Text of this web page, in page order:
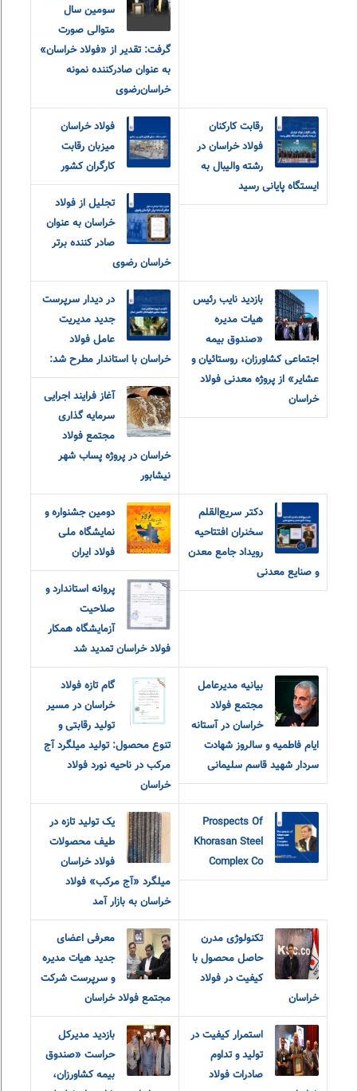
سومین سال
متوالی صورت
گرفت: تقدیر از «فولاد خراسان»
به عنوان صادرکننده نمونه
خراسان‌رضوی
رقابت کارکنان
فولاد خراسان در
رشته والیبال به
ایستگاه پایانی رسید
فولاد خراسان
میزبان رقابت
کارگران کشور
تجلیل از فولاد
خراسان به عنوان
صادر کننده برتر
خراسان رضوی
بازدید نایب رئیس
هیات مدیره
«صندوق بیمه
اجتماعی کشاورزان، روستائیان و
عشایر» از پروژه معدنی فولاد
خراسان
در دیدار سرپرست
جدید مدیریت
عامل فولاد
خراسان با استاندار مطرح شد:
آغاز فرایند اجرایی
سرمایه گذاری
مجتمع فولاد
خراسان در پروژه پساب شهر
نیشابور
دکتر سریع‌القلم
سخنران افتتاحیه
رویداد جامع معدن
و صنایع معدنی
دومین جشنواره و
نمایشگاه ملی
فولاد ایران
پروانه استاندارد و
صلاحیت
آزمایشگاه همکار
فولاد خراسان تمدید شد
بیانیه مدیرعامل
مجتمع فولاد
خراسان در آستانه
ایام فاطمیه و سالروز شهادت
سردار شهید قاسم سلیمانی
گام تازه فولاد
خراسان در مسیر
تولید رقابتی و
تنوع محصول: تولید میلگرد آج
مرکب در ناحیه نورد فولاد
خراسان
Prospects Of
Khorasan Steel
Complex Co
یک تولید تازه در
طیف محصولات
فولاد خراسان
میلگرد «آج مرکب» فولاد
خراسان به بازار آمد
تکنولوژی مدرن
حاصل محصول با
کیفیت در فولاد
خراسان
معرفی اعضای
جدید هیات مدیره
و سرپرست شرکت
مجتمع فولاد خراسان
استمرار کیفیت در
تولید و تداوم
صادرات فولاد
بازدید مدیرکل
حراست «صندوق
بیمه کشاورزان،